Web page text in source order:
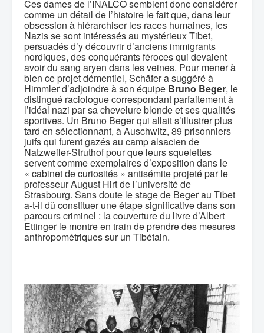
Ces dames de l’INALCO semblent donc considérer
comme un détail de l’histoire le fait que, dans leur
obsession à hiérarchiser les races humaines, les
Nazis se sont intéressés au mystérieux Tibet,
persuadés d’y découvrir d’anciens immigrants
nordiques, des conquérants féroces qui devaient
avoir du sang aryen dans les veines. Pour mener à
bien ce projet démentiel, Schäfer a suggéré à
Himmler d’adjoindre à son équipe Bruno Beger, le
distingué raciologue correspondant parfaitement à
l’idéal nazi par sa chevelure blonde et ses qualités
sportives. Un Bruno Beger qui allait s’illustrer plus
tard en sélectionnant, à Auschwitz, 89 prisonniers
juifs qui furent gazés au camp alsacien de
Natzweiler-Struthof pour que leurs squelettes
servent comme exemplaires d’exposition dans le
« cabinet de curiosités » antisémite projeté par le
professeur August Hirt de l’université de
Strasbourg. Sans doute le stage de Beger au Tibet
a-t-il dû constituer une étape significative dans son
parcours criminel : la couverture du livre d’Albert
Ettinger le montre en train de prendre des mesures
anthropométriques sur un Tibétain.